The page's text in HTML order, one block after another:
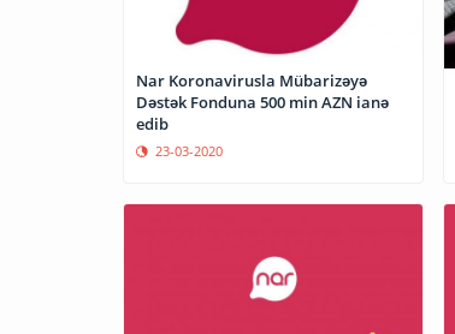
Nar Koronavirusla Mübarizəyə
Dəstək Fonduna 500 min AZN ianə
edib
23-03-2020